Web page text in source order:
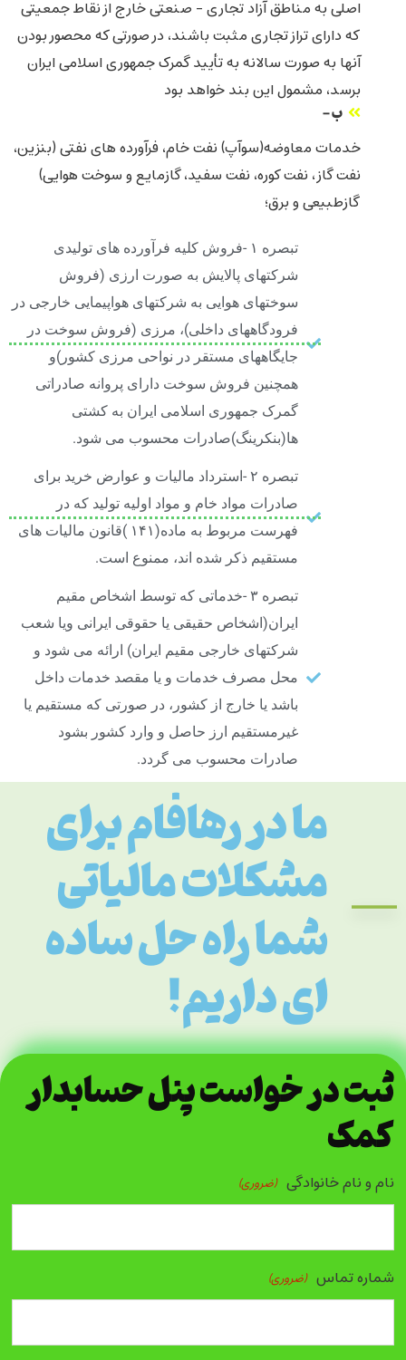
اصلی به مناطق آزاد تجاری - صنعتی خارج از نقاط جمعیتی
که دارای تراز تجاری مثبت باشند، در صورتی که محصور بودن
آنها به صورت سالانه به تأیید گمرک جمهوری اسلامی ایران
برسد، مشمول این بند خواهد بود
ب -
خدمات معاوضه(سوآپ) نفت خام، فرآورده های نفتی (بنزین،
نفت گاز، نفت کوره، نفت سفید، گازمایع و سوخت هوایی)
گازطبیعی و برق؛
تبصره ۱ -فروش کلیه فرآورده های تولیدی
شرکتهای پالایش به صورت ارزی (فروش
سوختهای هوایی به شرکتهای هواپیمایی خارجی در
فرودگاههای داخلی)، مرزی (فروش سوخت در
جایگاههای مستقر در نواحی مرزی کشور)و
همچنین فروش سوخت دارای پروانه صادراتی
گمرک جمهوری اسلامی ایران به کشتی
ها(بنکرینگ)صادرات محسوب می شود.
تبصره ۲ -استرداد مالیات و عوارض خرید برای
صادرات مواد خام و مواد اولیه تولید که در
فهرست مربوط به ماده(۱۴۱ )قانون مالیات های
مستقیم ذکر شده اند، ممنوع است.
تبصره ۳ -خدماتی که توسط اشخاص مقیم
ایران(اشخاص حقیقی یا حقوقی ایرانی ویا شعب
شرکتهای خارجی مقیم ایران) ارائه می شود و
محل مصرف خدمات و یا مقصد خدمات داخل
باشد یا خارج از کشور، در صورتی که مستقیم یا
غیرمستقیم ارز حاصل و وارد کشور بشود
صادرات محسوب می گردد.
ما در رهافام برای
مشکلات مالیاتی
شما راه حل ساده
ای داریم!
ثبت در خواست پنل حسابدار
کمک
نام و نام خانوادگی (ضروری)
شماره تماس (ضروری)